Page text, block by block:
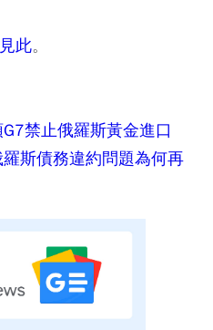
此。
禁止俄羅斯黃金進口
羅斯債務違約問題為何再